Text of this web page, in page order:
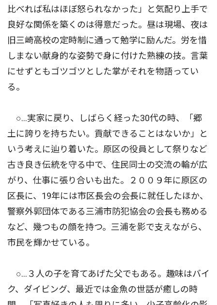
比べれば私はほぼ怒られなかった」と気配り上手で
良好な関係を築くのは得意だった。昼は現場、夜は
旧三崎高校の定時制に通って勉学に励んだ。労を惜
しまない献身的な姿勢で身に付けた熟練の技。言葉
にせずともゴツゴツとした掌がそれを物語ってい
る。
○…実家に戻り、しばらく経った30代の時、「郷
土に誇りを持ちたい。貢献できることはないか」と
いう考えに辿り着いた。原区の役員として祭りなど
古き良き伝統を守る中で、住民同士の交流の輪が広
がり、仕事に張り合いも出た。２００９年に原区の
区長に、19年には市区長会の会長に就任したほか、
警察外郭団体である三浦市防犯協会の会長も務める
など、幾つもの顔を持つ。三浦を影で支えながら、
市民を輝かせている。
○…３人の子を育てあげた父でもある。趣味はバイ
ク、ダイビング、最近では金魚の世話が癒しの時